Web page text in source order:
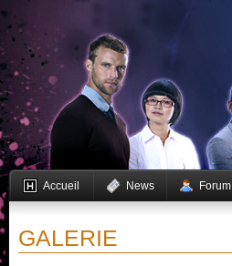
Accueil News Forum
GALERIE